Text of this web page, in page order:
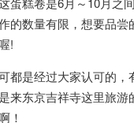
的数量有限，想要品尝
!
都是经过大家认可的，
来东京吉祥寺这里旅游
！